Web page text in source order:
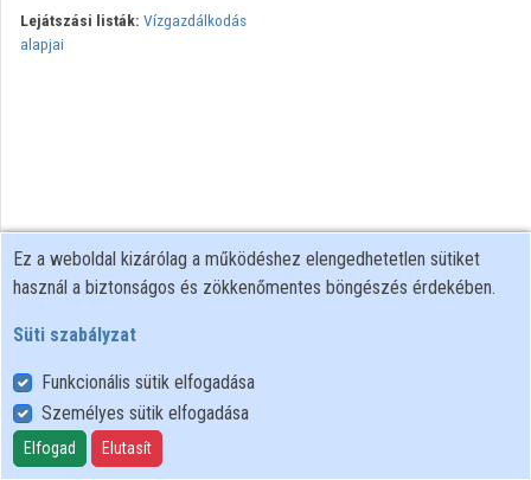
Lejátszási listák: Vízgazdálkodás
alapjai
Felhasználói szabályzat
Adatkezelési tájékoztató
Süti szabályzat
Ez a weboldal kizárólag a működéshez elengedhetetlen sütiket
használ a biztonságos és zökkenőmentes böngészés érdekében.
Süti szabályzat
Funkcionális sütik elfogadása
Személyes sütik elfogadása
Elfogad Elutasít